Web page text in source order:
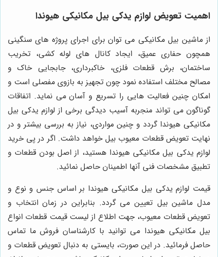
اهمیت تعویض لوازم یدکی بیل مکانیکی هیوندا
از ماشین بیل مکانیکی می توان برای اجرای پروژه های سنگینی
همچون حفاری عمیق، ایجاد کانال های لوله کشی، تخریب
ساختمان، برش قطعات فلزی، خاکبرداری، جابجایی خاک و
مصالح مختلف استفاده نمود چون تجهیز به بازوی مفصلی است و
امکان چنین فعالیت هایی را تسریع و آسان می نماید. اتفاقات
گوناگون می تواند منجربه آسیب دیدگی برخی از لوازم یدکی بیل
مکانیکی هیوندا گردد و چنین مواردی، نیاز به بررسی بیشتر و در
نهایت تعویض قطعات معیوب بیل خواهد داشت. اگر در پی خرید
لوازم یدکی بیل مکانیکی هیوندا هستید، از اصل بودن قطعات و
تطبیق مشخصات فنی آنها اطمینان حاصل نمائید.
قیمت لوازم یدکی بیل مکانیکی هیوندا بر اساس جنس و نوع و
مدل ماشین بیل تعیین می گردد. بنابراین در زمان انتخاب و
تعویض قطعات معیوب، جهت اطلاع از لیست قیمت قطعات انواع
بیل مکانیکی هیوندا می توانید با کارشناسان فروش ما تماس
حاصل فرمائید. در این صورت، بایستی به دنبال تعویض قطعات و